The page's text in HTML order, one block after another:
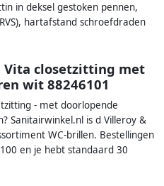
in deksel gestoken pennen,
hartafstand schroefdraden
Vita closetzitting met
wit 88246101
- met doorlopende
Sanitairwinkel.nl is d Villeroy &
WC-brillen. Bestellingen
en je hebt standaard 30